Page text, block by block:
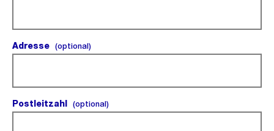
Adresse (optional)(optional).
Postleitzahl (optional)(optional).